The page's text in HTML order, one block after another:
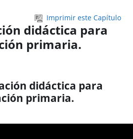
Imprimir este Capítulo
didáctica para
primaria.
didáctica para
primaria.